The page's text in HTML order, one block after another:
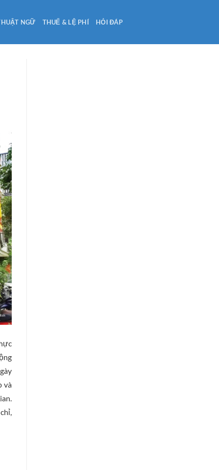
NGỮ THUẾ & LỆ PHÍ HỎI ĐÁP
và